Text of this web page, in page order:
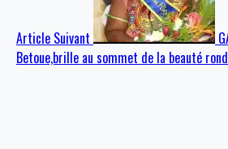
Article Suivant
Betoue,brille au sommet de la beauté